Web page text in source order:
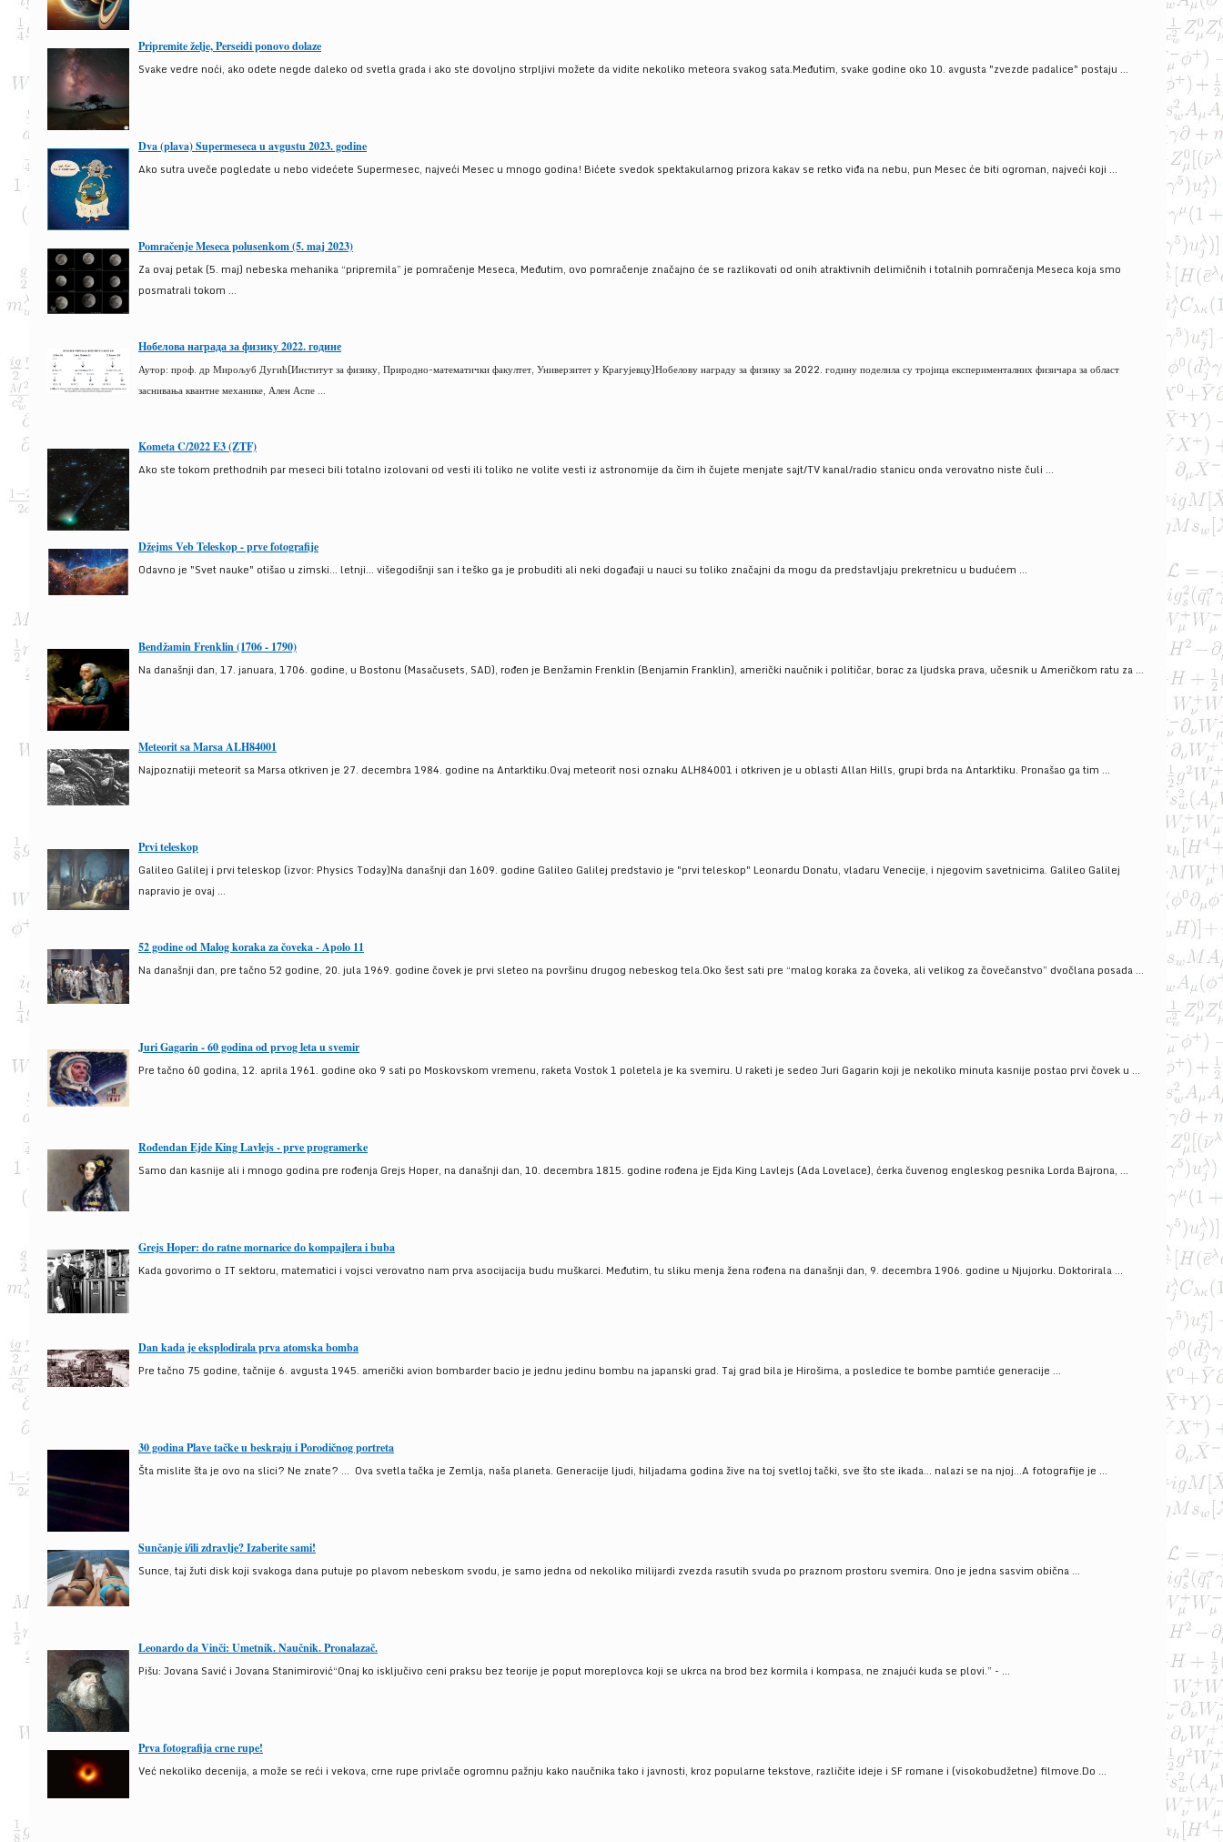
Pripremite želje, Perseidi ponovo dolaze
Svake vedre noći, ako odete negde daleko od svetla grada i ako ste dovoljno strpljivi možete da vidite nekoliko meteora svakog sata.Međutim, svake godine oko 10. avgusta "zvezde padalice" postaju ...
Dva (plava) Supermeseca u avgustu 2023. godine
Ako sutra uveče pogledate u nebo videćete Supermesec, najveći Mesec u mnogo godina! Bićete svedok spektakularnog prizora kakav se retko viđa na nebu, pun Mesec će biti ogroman, najveći koji ...
Pomračenje Meseca polusenkom (5. maj 2023)
Za ovaj petak (5. maj) nebeska mehanika “pripremila” je pomračenje Meseca, Međutim, ovo pomračenje značajno će se razlikovati od onih atraktivnih delimičnih i totalnih pomračenja Meseca koja smo
posmatrali tokom ...
Нобелова награда за физику 2022. године
Аутор: проф. др Мирољуб Дугић(Институт за физику, Природно-математички факултет, Универзитет у Крагујевцу)Нобелову награду за физику за 2022. годину поделила су тројица експерименталних физичара за област
заснивања квантне механике, Ален Аспе ...
Kometa C/2022 E3 (ZTF)
Ako ste tokom prethodnih par meseci bili totalno izolovani od vesti ili toliko ne volite vesti iz astronomije da čim ih čujete menjate sajt/TV kanal/radio stanicu onda verovatno niste čuli ...
Džejms Veb Teleskop - prve fotografije
Odavno je "Svet nauke" otišao u zimski... letnji... višegodišnji san i teško ga je probuditi ali neki događaji u nauci su toliko značajni da mogu da predstavljaju prekretnicu u budućem ...
Bendžamin Frenklin (1706 - 1790)
Na današnji dan, 17. januara, 1706. godine, u Bostonu (Masačusets, SAD), rođen je Benžamin Frenklin (Benjamin Franklin), američki naučnik i političar, borac za ljudska prava, učesnik u Američkom ratu za ...
Meteorit sa Marsa ALH84001
Najpoznatiji meteorit sa Marsa otkriven je 27. decembra 1984. godine na Antarktiku.Ovaj meteorit nosi oznaku ALH84001 i otkriven je u oblasti Allan Hills, grupi brda na Antarktiku. Pronašao ga tim ...
Prvi teleskop
Galileo Galilej i prvi teleskop (izvor: Physics Today)Na današnji dan 1609. godine Galileo Galilej predstavio je "prvi teleskop" Leonardu Donatu, vladaru Venecije, i njegovim savetnicima. Galileo Galilej
napravio je ovaj ...
52 godine od Malog koraka za čoveka - Apolo 11
Na današnji dan, pre tačno 52 godine, 20. jula 1969. godine čovek je prvi sleteo na površinu drugog nebeskog tela.Oko šest sati pre “malog koraka za čoveka, ali velikog za čovečanstvo” dvočlana posada ...
Juri Gagarin - 60 godina od prvog leta u svemir
Pre tačno 60 godina, 12. aprila 1961. godine oko 9 sati po Moskovskom vremenu, raketa Vostok 1 poletela je ka svemiru. U raketi je sedeo Juri Gagarin koji je nekoliko minuta kasnije postao prvi čovek u ...
Rođendan Ejde King Lavlejs - prve programerke
Samo dan kasnije ali i mnogo godina pre rođenja Grejs Hoper, na današnji dan, 10. decembra 1815. godine rođena je Ejda King Lavlejs (Ada Lovelace), ćerka čuvenog engleskog pesnika Lorda Bajrona, ...
Grejs Hoper: do ratne mornarice do kompajlera i buba
Kada govorimo o IT sektoru, matematici i vojsci verovatno nam prva asocijacija budu muškarci. Međutim, tu sliku menja žena rođena na današnji dan, 9. decembra 1906. godine u Njujorku. Doktorirala ...
Dan kada je eksplodirala prva atomska bomba
Pre tačno 75 godine, tačnije 6. avgusta 1945. američki avion bombarder bacio je jednu jedinu bombu na japanski grad. Taj grad bila je Hirošima, a posledice te bombe pamtiće generacije ...
30 godina Plave tačke u beskraju i Porodičnog portreta
Šta mislite šta je ovo na slici? Ne znate? … Ova svetla tačka je Zemlja, naša planeta. Generacije ljudi, hiljadama godina žive na toj svetloj tački, sve što ste ikada… nalazi se na njoj…A fotografije je ...
Sunčanje i/ili zdravlje? Izaberite sami!
Sunce, taj žuti disk koji svakoga dana putuje po plavom nebeskom svodu, je samo jedna od nekoliko milijardi zvezda rasutih svuda po praznom prostoru svemira. Ono je jedna sasvim obična ...
Leonardo da Vinči: Umetnik. Naučnik. Pronalazač.
Pišu: Jovana Savić i Jovana Stanimirović“Onaj ko isključivo ceni praksu bez teorije je poput moreplovca koji se ukrca na brod bez kormila i kompasa, ne znajući kuda se plovi.” - ...
Prva fotografija crne rupe!
Već nekoliko decenija, a može se reći i vekova, crne rupe privlače ogromnu pažnju kako naučnika tako i javnosti, kroz popularne tekstove, različite ideje i SF romane i (visokobudžetne) filmove.Do ...